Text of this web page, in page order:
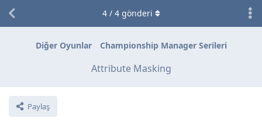
Diğer Oyunlar Championship Manager Serileri
Attribute Masking
Paylaş
4/ 4gönderi